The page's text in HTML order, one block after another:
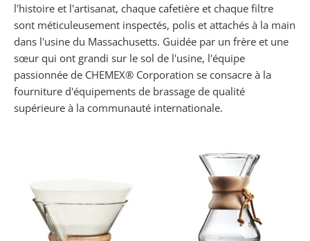
l'histoire et l'artisanat, chaque cafetière et chaque filtre
sont méticuleusement inspectés, polis et attachés à la main
dans l'usine du Massachusetts. Guidée par un frère et une
sœur qui ont grandi sur le sol de l'usine, l'équipe
passionnée de CHEMEX® Corporation se consacre à la
fourniture d'équipements de brassage de qualité
supérieure à la communauté internationale.